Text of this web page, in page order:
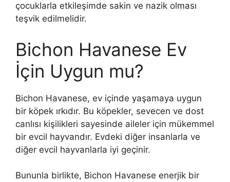
çocuklarla etkileşimde sakin ve nazik olması
teşvik edilmelidir.
Bichon Havanese Ev
İçin Uygun mu?
Bichon Havanese, ev içinde yaşamaya uygun
bir köpek ırkıdır. Bu köpekler, sevecen ve dost
canlısı kişilikleri sayesinde aileler için mükemmel
bir evcil hayvandır. Evdeki diğer insanlarla ve
diğer evcil hayvanlarla iyi geçinir.
Bununla birlikte, Bichon Havanese enerjik bir